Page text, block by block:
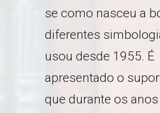
se como nasceu a
diferentes
usou desde 1955. É
apresentado o
que durante os